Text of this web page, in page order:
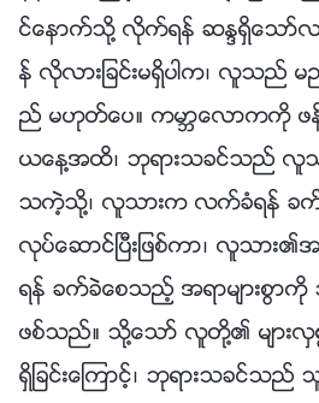
င္ေနာက္သို႔ လိုက္ရန္ ဆႏၵရွိေသာ္လ
န္ လိုလားျခင္းမရွိပါက၊ လူသ
ည္ မဟုတ္ေပ။ ကမာၻေလာကကို ဖန္
ယေန႔အထိ၊ ဘုရားသခင္သည္ လူသ
သကဲ့သို႔၊ လူသားက လက္ခံရန္ ခက္ခဲ
လုပ္ေဆာင္ၿပီးျဖစ္ကာ၊ လူသား
ရန္ ခက္ခဲေစသည့္ အရာမ်ားစြာကို ဘု
ဖစ္သည္။ သို႔ေသာ္ လူတို႔၏ မ်ားလွ
ရွိျခင္းေၾကာင့္၊ ဘုရားသခင္